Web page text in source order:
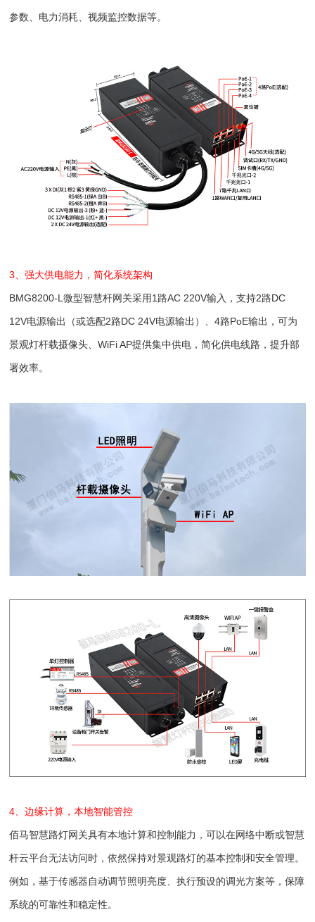
参数、电力消耗、视频监控数据等。
3、强大供电能力，简化系统架构
BMG8200-L微型智慧杆网关采用1路AC 220V输入，支持2路DC
12V电源输出（或选配2路DC 24V电源输出）、4路PoE输出，可为
景观灯杆载摄像头、WiFi AP提供集中供电，简化供电线路，提升部
署效率。
4、边缘计算，本地智能管控
佰马智慧路灯网关具有本地计算和控制能力，可以在网络中断或智慧
杆云平台无法访问时，依然保持对景观路灯的基本控制和安全管理。
例如，基于传感器自动调节照明亮度、执行预设的调光方案等，保障
系统的可靠性和稳定性。